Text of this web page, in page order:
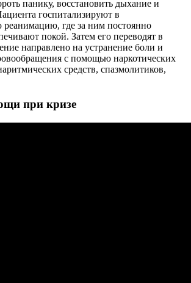
панику, восстановить дыхание и
госпитализируют в
реанимацию, где за ним постоянно
покой. Затем его переводят в
направлено на устранение боли и
с помощью наркотических
средств, спазмолитиков,
при кризе